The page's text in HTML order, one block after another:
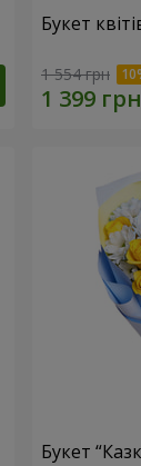
Букет
1 554 грн
Букет